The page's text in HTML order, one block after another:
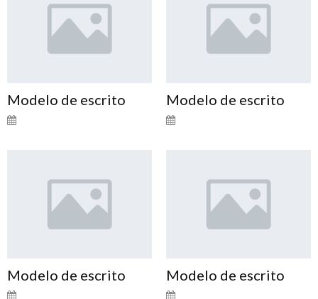
Modelo de escrito Modelo de escrito
Modelo de escrito Modelo de escrito